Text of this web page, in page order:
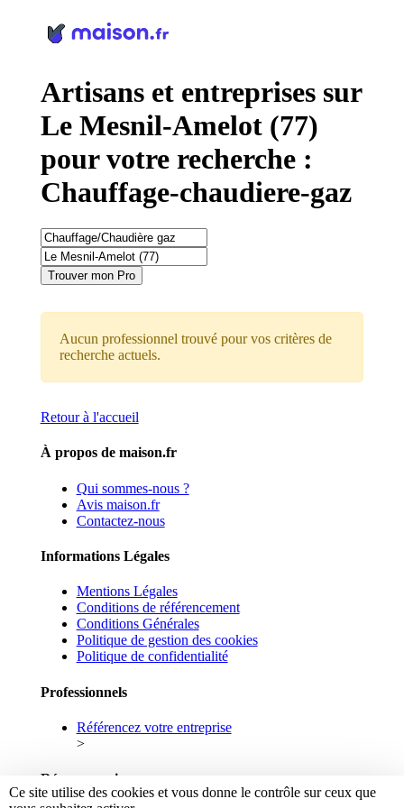
Artisans et entreprises sur
Le Mesnil-Amelot (77)
pour votre recherche :
Chauffage-chaudiere-gaz
Trouver mon Pro
Aucun professionnel trouvé pour vos critères de
recherche actuels.
Retour à l'accueil
À propos de maison.fr
Qui sommes-nous ?
Avis maison.fr
Contactez-nous
Informations Légales
Mentions Légales
Conditions de référencement
Conditions Générales
Politique de gestion des cookies
Politique de confidentialité
Professionnels
Référencez votre entreprise
>
Réseaux sociaux
Ce site utilise des cookies et vous donne le contrôle sur ceux que